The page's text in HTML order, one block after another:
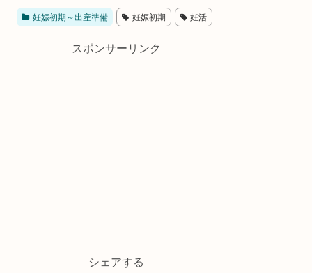
妊娠初期～出産準備 妊娠初期 妊活
スポンサーリンク
シェアする